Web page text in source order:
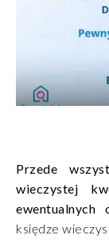
Przede
wieczystej
ewentualnych
księdze